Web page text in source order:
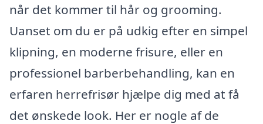
når det kommer til hår og grooming.
Uanset om du er på udkig efter en simpel
klipning, en moderne frisure, eller en
professionel barberbehandling, kan en
erfaren herrefrisør hjælpe dig med at få
det ønskede look. Her er nogle af de